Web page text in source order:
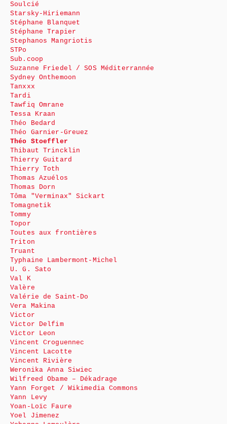
Soulcié
Starsky-Hiriemann
Stéphane Blanquet
Stéphane Trapier
Stephanos Mangriotis
STPo
Sub.coop
Suzanne Friedel / SOS Méditerrannée
Sydney Onthemoon
Tanxxx
Tardi
Tawfiq Omrane
Tessa Kraan
Théo Bedard
Théo Garnier-Greuez
Théo Stoeffler
Thibaut Trincklin
Thierry Guitard
Thierry Toth
Thomas Azuélos
Thomas Dorn
Tôma "Verminax" Sickart
Tomagnetik
Tommy
Topor
Toutes aux frontières
Triton
Truant
Typhaine Lambermont-Michel
U. G. Sato
Val K
Valère
Valérie de Saint-Do
Vera Makina
Victor
Victor Delfim
Victor Leon
Vincent Croguennec
Vincent Lacotte
Vincent Rivière
Weronika Anna Siwiec
Wilfreed Obame – Dékadrage
Yann Forget / Wikimedia Commons
Yann Levy
Yoan-Loïc Faure
Yoel Jimenez